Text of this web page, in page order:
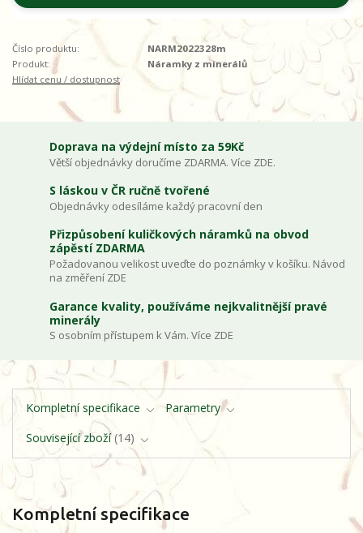
Číslo produktu:
NARM2022328m
Produkt:
Náramky z minerálů
Hlídat cenu / dostupnost
Doprava na výdejní místo za 59Kč
Větší objednávky doručíme ZDARMA. Více ZDE.
S láskou v ČR ručně tvořené
Objednávky odesíláme každý pracovní den
Přizpůsobení kuličkových náramků na obvod
zápěstí ZDARMA
Požadovanou velikost uveďte do poznámky v košíku. Návod
na změření ZDE
Garance kvality, používáme nejkvalitnější pravé
minerály
S osobním přístupem k Vám. Více ZDE
Kompletní specifikace
Parametry
Související zboží 14
Kompletní specifikace